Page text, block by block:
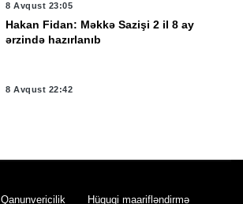
8 Avqust 23:05
Hakan Fidan: Məkkə Sazişi 2 il 8 ay
ərzində hazırlanıb
8 Avqust 22:42
Qanunvericilik Hüquqi maarifləndirmə